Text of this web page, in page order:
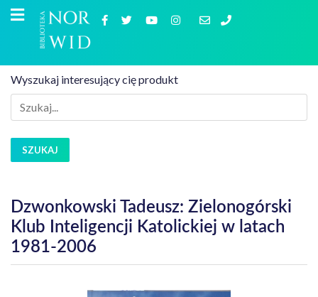
Wyszukaj interesujący cię produkt
SZUKAJ
Dzwonkowski Tadeusz: Zielonogórski
Klub Inteligencji Katolickiej w latach
1981-2006